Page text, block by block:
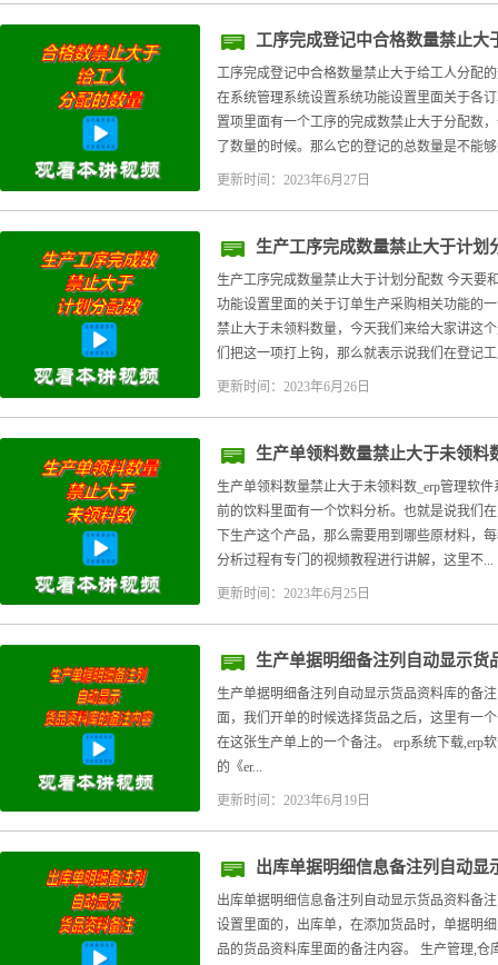
工序完成登记中合格数量禁止大
工序完成登记中合格数量禁止大于给工人分配
在系统管理系统设置系统功能设置里面关于各
置项里面有一个工序的完成数禁止大于分配数
了数量的时候。那么它的登记的总数量是不能
更新时间：2023年6月27日
生产工序完成数量禁止大于计划
生产工序完成数量禁止大于计划分配数 今天要
功能设置里面的关于订单生产采购相关功能的
禁止大于未领料数量，今天我们来给大家讲这
们把这一项打上钩，那么就表示说我们在登记
更新时间：2023年6月26日
生产单领料数量禁止大于未领料
生产单领料数量禁止大于未领料数_erp管理软
前的饮料里面有一个饮料分析。也就是说我们
下生产这个产品，那么需要用到哪些原材料，
分析过程有专门的视频教程进行讲解，这里不...
更新时间：2023年6月25日
生产单据明细备注列自动显示货
生产单据明细备注列自动显示货品资料库的备
面，我们开单的时候选择货品之后，这里有一
在这张生产单上的一个备注。 erp系统下载,erp
的《er...
更新时间：2023年6月19日
出库单据明细信息备注列自动显
出库单据明细信息备注列自动显示货品资料备
设置里面的，出库单，在添加货品时，单据明
品的货品资料库里面的备注内容。 生产管理,仓